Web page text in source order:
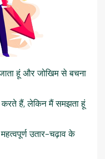
हूं और जोखिम से बचना
करते हैं, लेकिन मैं समझता हूं
उतार-चढ़ाव के